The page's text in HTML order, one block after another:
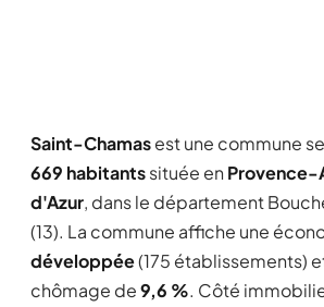
Saint-Chamasest une commune
669 habitantssituée en
d'Azur, dans le département
(13). La commune affiche une
développée(175 établissements)
chômage de9,6 %. Côté